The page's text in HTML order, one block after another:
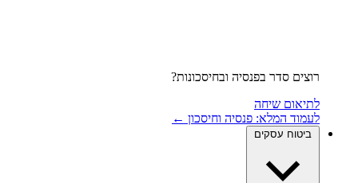
רוצים סדר בפנסיה ובחיסכונות?
לתיאום שיחה
לעמוד המלא: פנסיה וחיסכון ←
ביטוח עסקים